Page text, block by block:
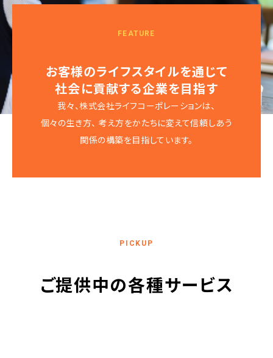
お客様のライフスタイルを通じて
社会に貢献する企業を目指す
我々、株式会社ライフコーポレーションは、
個々の生き方、 考え方をかたちに変えて信頼しあう
関係の構築を目指しています。
ご提供中の各種サービス